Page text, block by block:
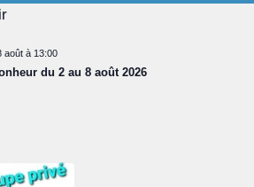
août à 13:00
du 2 au 8 août 2026